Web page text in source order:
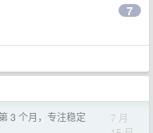
7
3 个月，专注稳定
7 月